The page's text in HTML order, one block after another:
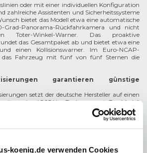
koenig.de verwenden Cookies
oder mit einer individuellen Konfiguration
zahlreiche Assistenten und Sicherheitssysteme
bietet das Modell etwa eine automatische
Grad-Panorama-Rückfahrkamera und nicht
Toter-Winkel-Warner. Das proaktive
das Gesamtpaket ab und bietet etwa eine
einen Kollisionswarner. Im Euro-NCAP-
das Fahrzeug mit fünf von fünf Sternen die
garantieren günstige
setzt der deutsche Hersteller auf einen
mit maximal 205 Nm Drehmoment. Das Modell
und einem Sechsgang-Schaltgetriebe
beträgt 187 km/h. Auf Wunsch gibt es zudem